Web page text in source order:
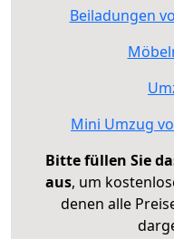
Beiladungen
Mini Umzug
Bitte füllen Sie
aus, um
denen alle